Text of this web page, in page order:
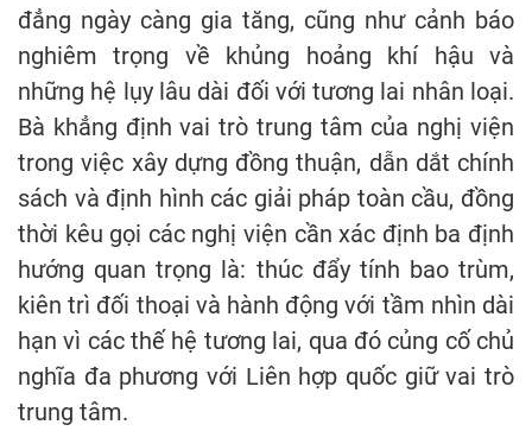
đẳng ngày càng gia tăng, cũng như cảnh báo
nghiêm trọng về khủng hoảng khí hậu và
những hệ lụy lâu dài đối với tương lai nhân loại.
Bà khẳng định vai trò trung tâm của nghị viện
trong việc xây dựng đồng thuận, dẫn dắt chính
sách và định hình các giải pháp toàn cầu, đồng
thời kêu gọi các nghị viện cần xác định ba định
hướng quan trọng là: thúc đẩy tính bao trùm,
kiên trì đối thoại và hành động với tầm nhìn dài
hạn vì các thế hệ tương lai, qua đó củng cố chủ
nghĩa đa phương với Liên hợp quốc giữ vai trò
trung tâm.